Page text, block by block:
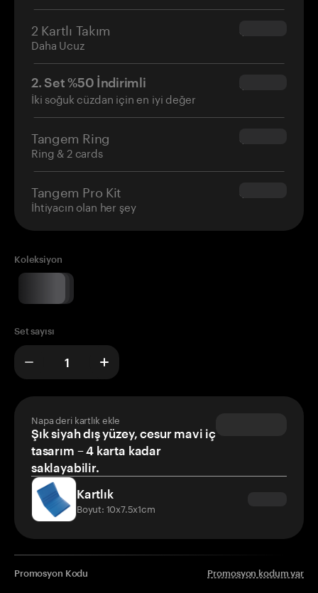
2 Kartlı Takım
Daha Ucuz
$54.90
2. Set %50 İndirimli
İki soğuk cüzdan için en iyi değer
$34.95
Tangem Ring
Ring & 2 cards
$160.00
Tangem Pro Kit
İhtiyacın olan her şey
$180.00
Koleksiyon
Set sayısı
Napa deri kartlık ekle
Şık siyah dış yüzey, cesur mavi iç
tasarım – 4 karta kadar
saklayabilir.
Kartlık
Boyut: 10x7.5x1cm
Promosyon Kodu Promosyon kodum var